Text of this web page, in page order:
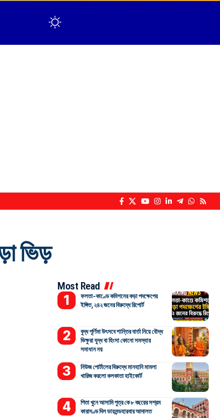
ভিড়
Most Read
ফলতা-কাণ্ডে কমিশনের কড়া পদক্ষেপের
ইঙ্গিত, ২৪২ জনের বিরুদ্ধে রিপোর্ট
বুদ্ধ পূর্ণিমা উৎসবে শান্তির বার্তা নিয়ে বৌদ্ধ
ভিক্ষুরা যুদ্ধ বা হিংসা কোনো সমস্যার
সমাধান নয়
নিউজ পোর্টালের বিরুদ্ধে মানহানি মামলা
খারিজ করলো কলকাতা হাইকোর্ট
পিতা খুনে আসামি পুত্র কে ৮ বছরের সশ্রম
কারাদণ্ড দিল ডায়মন্ডহারবার আদালত